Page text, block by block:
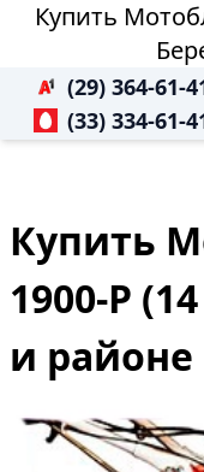
Купить
(29) 364-61-
(33) 334-61-
Купить
1900-P
и районе